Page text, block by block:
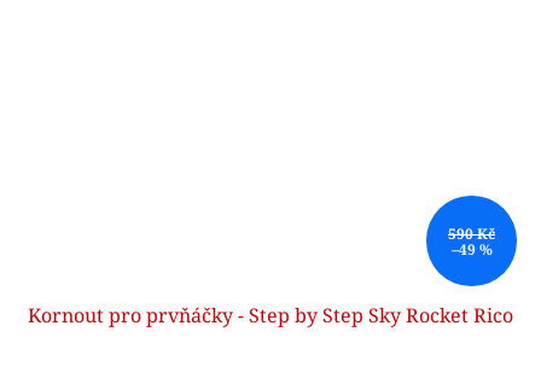
590 Kč
–49 %
Kornout pro prvňáčky - Step by Step Sky Rocket Rico